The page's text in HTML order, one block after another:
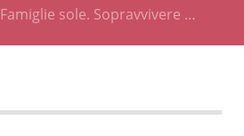
Famiglie sole. Sopravvivere …